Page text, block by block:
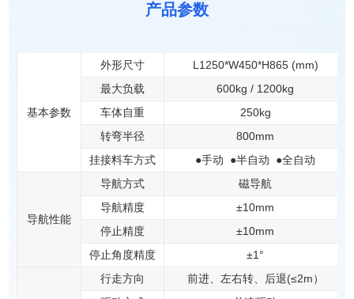
产品参数
基本参数
外形尺寸
L1250*W450*H865 (mm)
最大负载
600kg / 1200kg
车体自重
250kg
转弯半径
800mm
挂接料车方式
●手动 ●半自动 ●全自动
导航性能
导航方式
磁导航
导航精度
±10mm
停止精度
±10mm
停止角度精度
±1°
行走方向
前进、左右转、后退(≤2m）